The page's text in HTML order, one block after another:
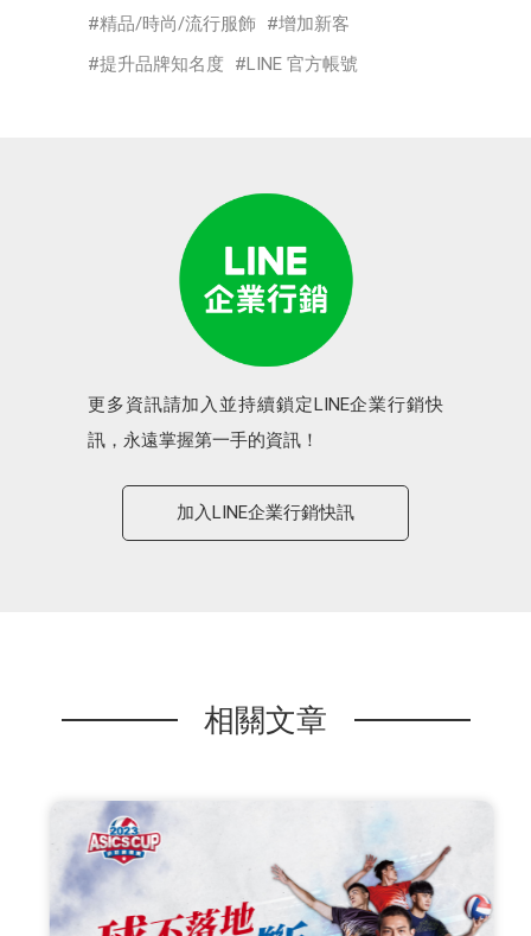
精品/時尚/流行服飾
增加新客
提升品牌知名度
LINE 官方帳號
更多資訊請加入並持續鎖定LINE企業行銷快
訊，永遠掌握第一手的資訊！
加入LINE企業行銷快訊
相關文章